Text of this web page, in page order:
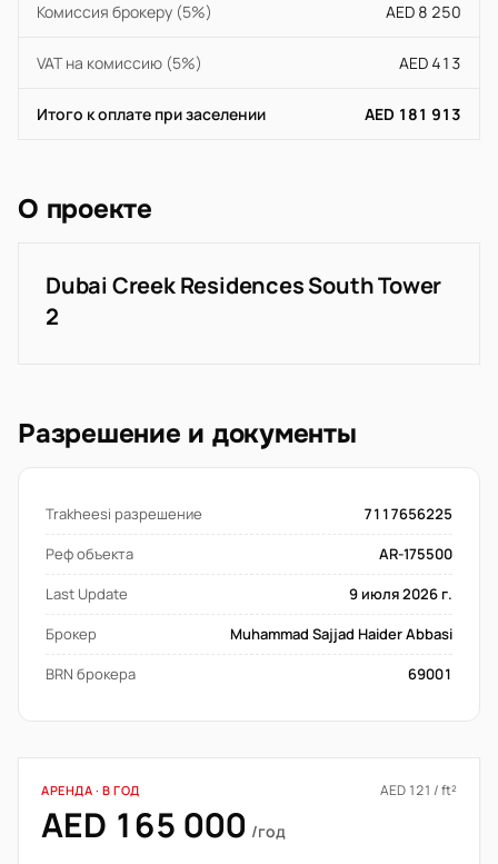
Комиссия брокеру (5%) AED 8 250
VAT на комиссию (5%) AED 413
Итого к оплате при заселении AED 181 913
О проекте
Dubai Creek Residences South Tower
2
Разрешение и документы
Trakheesi разрешение
7117656225
Реф объекта
AR-175500
Last Update
9 июля 2026 г.
Брокер
Muhammad Sajjad Haider Abbasi
BRN брокера
69001
АРЕНДА · В ГОД AED 121 / ft²
AED 165 000 /год